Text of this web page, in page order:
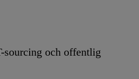
sourcing och offentlig